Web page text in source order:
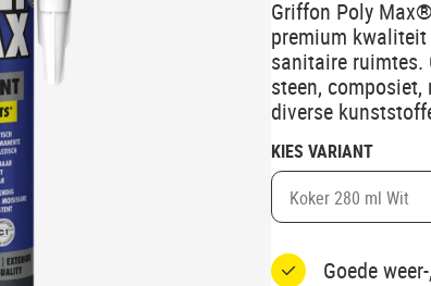
Griffon Poly
premium
sanitaire ruimtes.
steen,
diverse
KIES VARIANT
Koker 280 ml Wit
Goede